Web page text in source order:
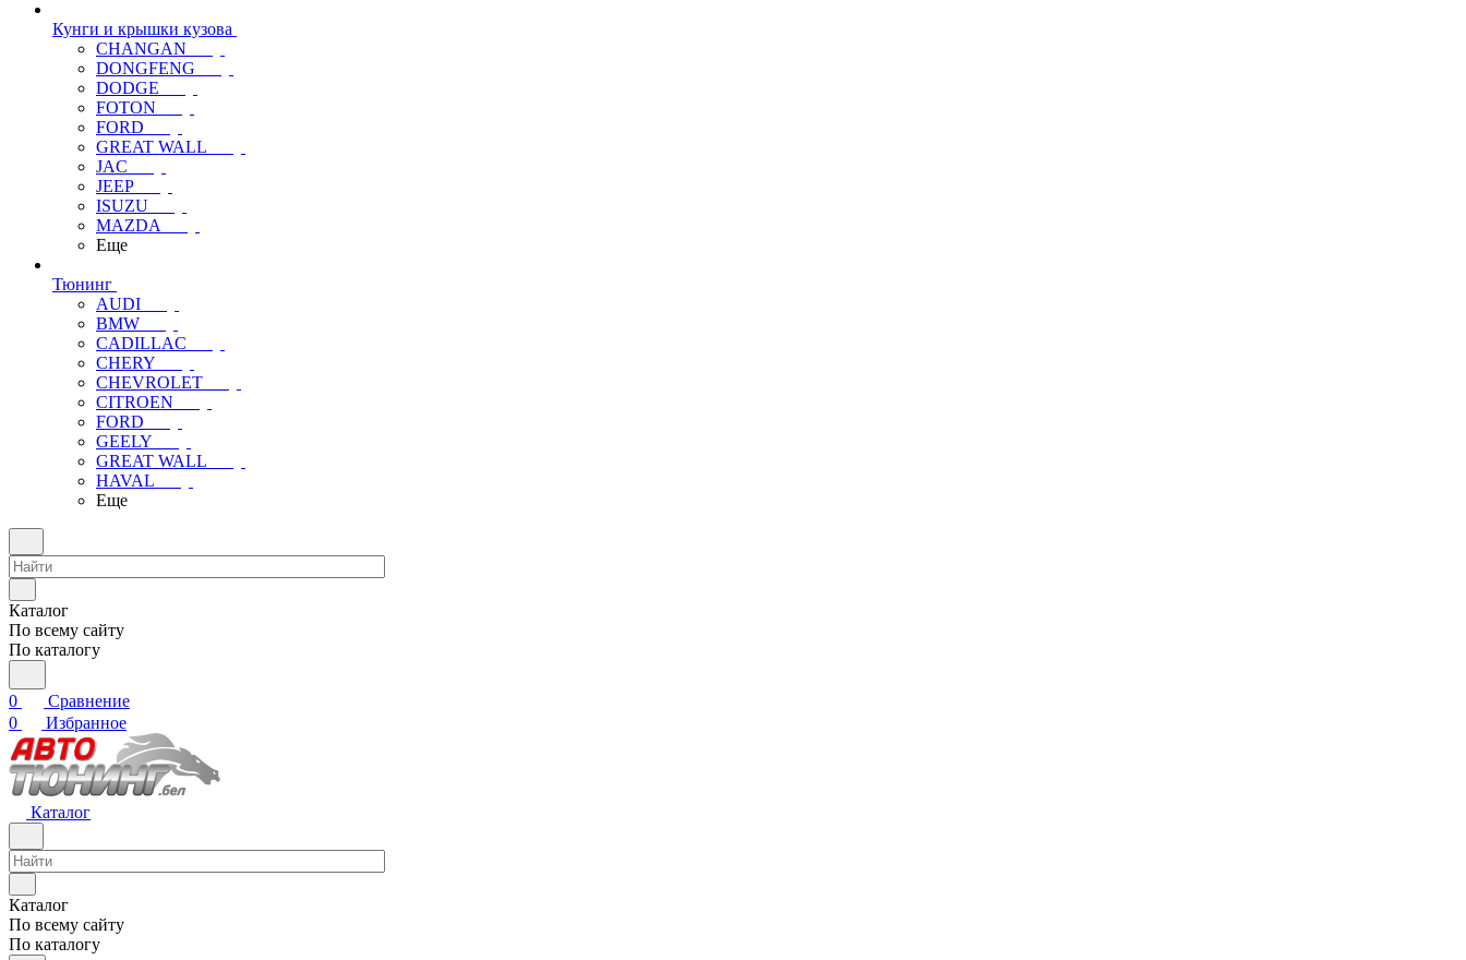
Кунги и крышки кузова
CHANGAN
DONGFENG
DODGE
FOTON
FORD
GREAT WALL
JAC
JEEP
ISUZU
MAZDA
Еще
Тюнинг
AUDI
BMW
CADILLAC
CHERY
CHEVROLET
CITROEN
FORD
GEELY
GREAT WALL
HAVAL
Еще
Каталог
По всему сайту
По каталогу
0
Сравнение
0
Избранное
Каталог
Каталог
По всему сайту
По каталогу